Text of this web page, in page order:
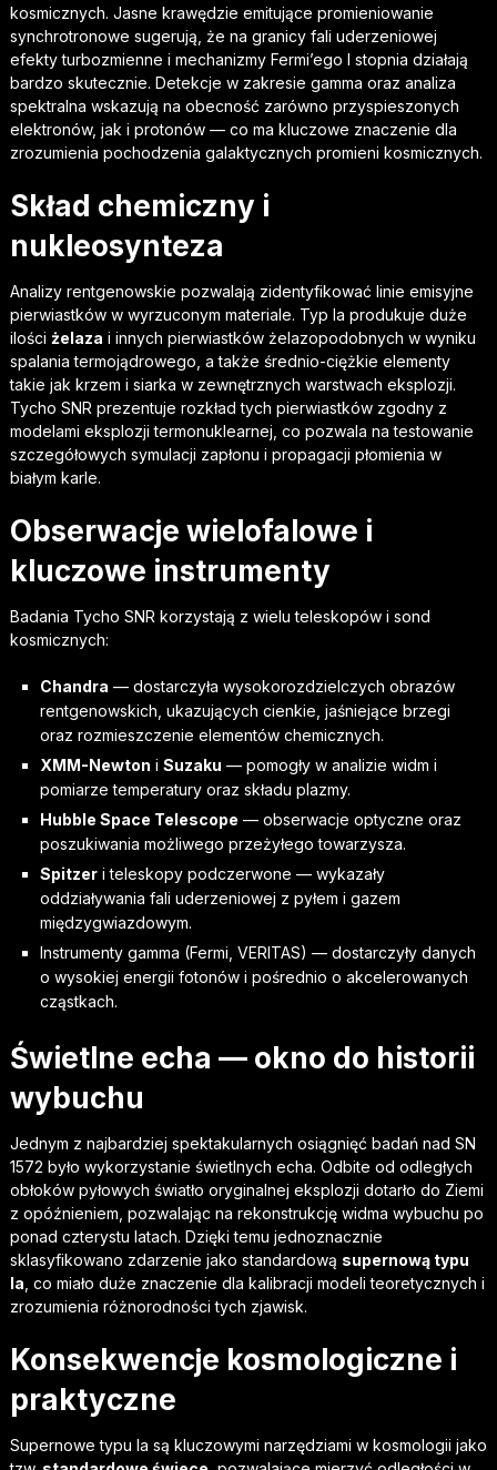
kosmicznych. Jasne krawędzie emitujące promieniowanie
synchrotronowe sugerują, że na granicy fali uderzeniowej
efekty turbozmienne i mechanizmy Fermi’ego I stopnia działają
bardzo skutecznie. Detekcje w zakresie gamma oraz analiza
spektralna wskazują na obecność zarówno przyspieszonych
elektronów, jak i protonów — co ma kluczowe znaczenie dla
zrozumienia pochodzenia galaktycznych promieni kosmicznych.
Skład chemiczny i
nukleosynteza
Analizy rentgenowskie pozwalają zidentyfikować linie emisyjne
pierwiastków w wyrzuconym materiale. Typ Ia produkuje duże
ilości żelaza i innych pierwiastków żelazopodobnych w wyniku
spalania termojądrowego, a także średnio-ciężkie elementy
takie jak krzem i siarka w zewnętrznych warstwach eksplozji.
Tycho SNR prezentuje rozkład tych pierwiastków zgodny z
modelami eksplozji termonuklearnej, co pozwala na testowanie
szczegółowych symulacji zapłonu i propagacji płomienia w
białym karle.
Obserwacje wielofalowe i
kluczowe instrumenty
Badania Tycho SNR korzystają z wielu teleskopów i sond
kosmicznych:
Chandra — dostarczyła wysokorozdzielczych obrazów
rentgenowskich, ukazujących cienkie, jaśniejące brzegi
oraz rozmieszczenie elementów chemicznych.
XMM-Newton i Suzaku — pomogły w analizie widm i
pomiarze temperatury oraz składu plazmy.
Hubble Space Telescope — obserwacje optyczne oraz
poszukiwania możliwego przeżyłego towarzysza.
Spitzeri teleskopy podczerwone — wykazały
oddziaływania fali uderzeniowej z pyłem i gazem
międzygwiazdowym.
Instrumenty gamma (Fermi, VERITAS) — dostarczyły danych
o wysokiej energii fotonów i pośrednio o akcelerowanych
cząstkach.
Świetlne echa — okno do historii
wybuchu
Jednym z najbardziej spektakularnych osiągnięć badań nad SN
1572 było wykorzystanie świetlnych echa. Odbite od odległych
obłoków pyłowych światło oryginalnej eksplozji dotarło do Ziemi
z opóźnieniem, pozwalając na rekonstrukcję widma wybuchu po
ponad czterystu latach. Dzięki temu jednoznacznie
sklasyfikowano zdarzenie jako standardową supernową typu
Ia , co miało duże znaczenie dla kalibracji modeli teoretycznych i
zrozumienia różnorodności tych zjawisk.
Konsekwencje kosmologiczne i
praktyczne
Supernowe typu Ia są kluczowymi narzędziami w kosmologii jako